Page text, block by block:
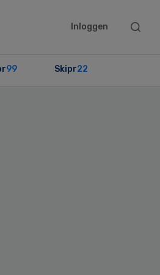
Inloggen
Search
99 Skipr22